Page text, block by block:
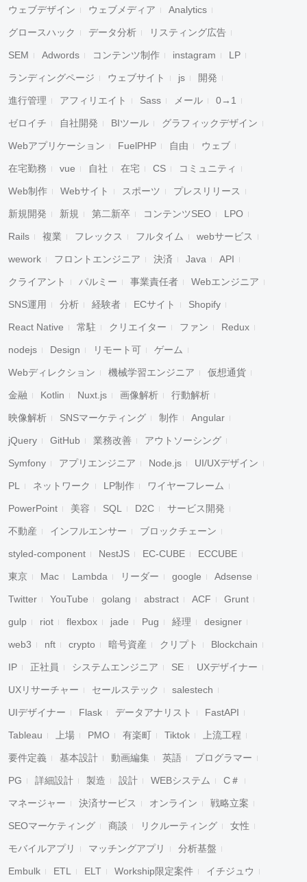
ウェブデザイン ウェブメディア Analytics
グロースハック データ分析 リスティング広告
SEM Adwords コンテンツ制作 instagram LP
ランディングページ ウェブサイト js 開発
進行管理 アフィリエイト Sass メール 0→1
ゼロイチ 自社開発 BIツール グラフィックデザイン
Webアプリケーション FuelPHP 自由 ウェブ
在宅勤務 vue 自社 在宅 CS コミュニティ
Web制作 Webサイト スポーツ プレスリリース
新規開発 新規 第二新卒 コンテンツSEO LPO
Rails 複業 フレックス フルタイム webサービス
wework フロントエンジニア 決済 Java API
クライアント パルミー 事業責任者 Webエンジニア
SNS運用 分析 経験者 ECサイト Shopify
React Native 常駐 クリエイター ファン Redux
nodejs Design リモート可 ゲーム
Webディレクション 機械学習エンジニア 仮想通貨
金融 Kotlin Nuxt.js 画像解析 行動解析
映像解析 SNSマーケティング 制作 Angular
jQuery GitHub 業務改善 アウトソーシング
Symfony アプリエンジニア Node.js UI/UXデザイン
PL ネットワーク LP制作 ワイヤーフレーム
PowerPoint 美容 SQL D2C サービス開発
不動産 インフルエンサー ブロックチェーン
styled-component NestJS EC-CUBE ECCUBE
東京 Mac Lambda リーダー google Adsense
Twitter YouTube golang abstract ACF Grunt
gulp riot flexbox jade Pug 経理 designer
web3 nft crypto 暗号資産 クリプト Blockchain
IP 正社員 システムエンジニア SE UXデザイナー
UXリサーチャー セールステック salestech
UIデザイナー Flask データアナリスト FastAPI
Tableau 上場 PMO 有楽町 Tiktok 上流工程
要件定義 基本設計 動画編集 英語 プログラマー
PG 詳細設計 製造 設計 WEBシステム C＃
マネージャー 決済サービス オンライン 戦略立案
SEOマーケティング 商談 リクルーティング 女性
モバイルアプリ マッチングアプリ 分析基盤
Embulk ETL ELT Workship限定案件 イチジュウ